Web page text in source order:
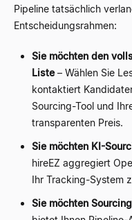
Pipeline tatsächlich
Entscheidungsrahmen:
Sie möchten den
Liste– Wählen Sie
kontaktiert
Sourcing-Tool und
transparenten Preis.
Sie möchten KI-
hireEZ aggregiert
Ihr Tracking-System
Sie möchten